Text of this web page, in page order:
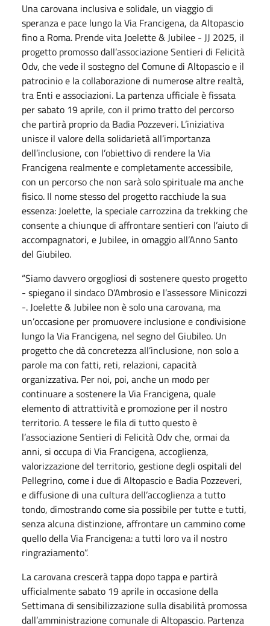
Una carovana inclusiva e solidale, un viaggio di
speranza e pace lungo la Via Francigena, da Altopascio
fino a Roma. Prende vita Joelette & Jubilee - JJ 2025, il
progetto promosso dall’associazione Sentieri di Felicità
Odv, che vede il sostegno del Comune di Altopascio e il
patrocinio e la collaborazione di numerose altre realtà,
tra Enti e associazioni. La partenza ufficiale è fissata
per sabato 19 aprile, con il primo tratto del percorso
che partirà proprio da Badia Pozzeveri. L’iniziativa
unisce il valore della solidarietà all’importanza
dell’inclusione, con l’obiettivo di rendere la Via
Francigena realmente e completamente accessibile,
con un percorso che non sarà solo spirituale ma anche
fisico. Il nome stesso del progetto racchiude la sua
essenza: Joelette, la speciale carrozzina da trekking che
consente a chiunque di affrontare sentieri con l’aiuto di
accompagnatori, e Jubilee, in omaggio all’Anno Santo
del Giubileo.
“Siamo davvero orgogliosi di sostenere questo progetto
- spiegano il sindaco D’Ambrosio e l’assessore Minicozzi
-. Joelette & Jubilee non è solo una carovana, ma
un’occasione per promuovere inclusione e condivisione
lungo la Via Francigena, nel segno del Giubileo. Un
progetto che dà concretezza all’inclusione, non solo a
parole ma con fatti, reti, relazioni, capacità
organizzativa. Per noi, poi, anche un modo per
continuare a sostenere la Via Francigena, quale
elemento di attrattività e promozione per il nostro
territorio. A tessere le fila di tutto questo è
l’associazione Sentieri di Felicità Odv che, ormai da
anni, si occupa di Via Francigena, accoglienza,
valorizzazione del territorio, gestione degli ospitali del
Pellegrino, come i due di Altopascio e Badia Pozzeveri,
e diffusione di una cultura dell’accoglienza a tutto
tondo, dimostrando come sia possibile per tutte e tutti,
senza alcuna distinzione, affrontare un cammino come
quello della Via Francigena: a tutti loro va il nostro
ringraziamento”.
La carovana crescerà tappa dopo tappa e partirà
ufficialmente sabato 19 aprile in occasione della
Settimana di sensibilizzazione sulla disabilità promossa
dall’amministrazione comunale di Altopascio. Partenza